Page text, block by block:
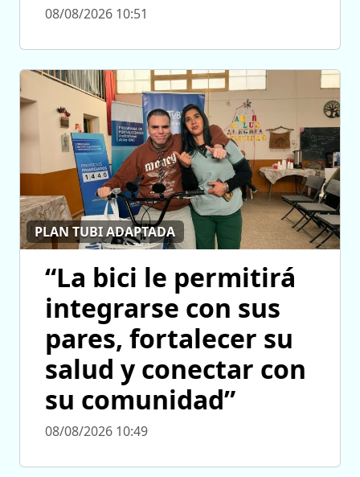
08/08/2026 10:51
PLAN TUBI ADAPTADA
“La bici le permitirá
integrarse con sus
pares, fortalecer su
salud y conectar con
su comunidad”
08/08/2026 10:49